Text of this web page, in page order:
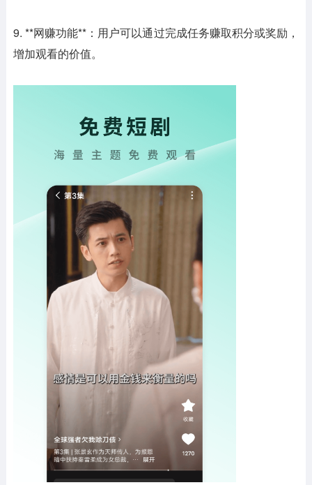
9. **网赚功能**：用户可以通过完成任务赚取积分或奖励，
增加观看的价值。